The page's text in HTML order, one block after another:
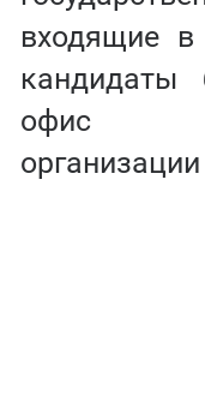
входящие в
офис